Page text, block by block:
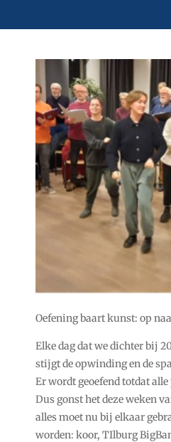
Oefening baart kunst: op
Elke dag dat we dichter bij
stijgt de opwinding en de
Er wordt geoefend totdat
Dus gonst het deze weken
alles moet nu bij elkaar
worden: koor, TIlburg